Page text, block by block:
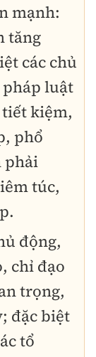
mạnh:
tăng
các chủ
luật
kiệm,
phổ
phải
túc,
.
động,
chỉ đạo
trọng,
đặc biệt
tổ